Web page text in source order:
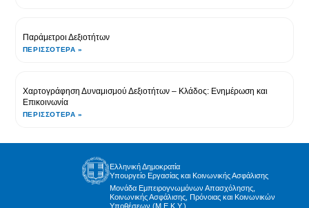
Παράμετροι Δεξιοτήτων
ΠΕΡΙΣΣΌΤΕΡΑ »
Χαρτογράφηση Δυναμισμού Δεξιοτήτων – Κλάδος: Ενημέρωση και
Επικοινωνία
ΠΕΡΙΣΣΌΤΕΡΑ »
Ελληνική Δημοκρατία
Υπουργείο Εργασίας και Κοινωνικής Ασφάλισης
Μονάδα Εμπειρογνωμόνων Απασχόλησης,
Κοινωνικής Ασφάλισης, Πρόνοιας και Κοινωνικών
Υποθέσεων (Μ.Ε.Κ.Υ.)